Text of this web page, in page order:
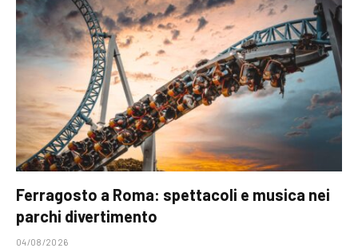
Ferragosto a Roma: spettacoli e musica nei
parchi divertimento
04/08/2026